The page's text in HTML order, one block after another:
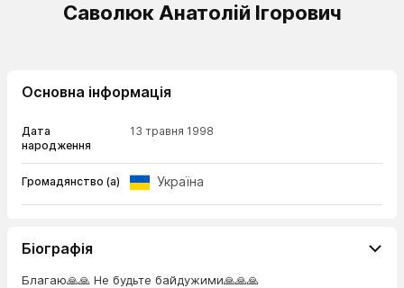
Саволюк Анатолій Ігорович
Основна інформація
Дата
народження
13 травня 1998
Громадянство (а) Україна
Біографія
Благаю🙏🙏 Не будьте байдужими🙏🙏🙏